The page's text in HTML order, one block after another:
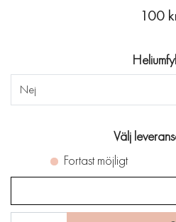
100
Nej
Välj
Fortast möjligt